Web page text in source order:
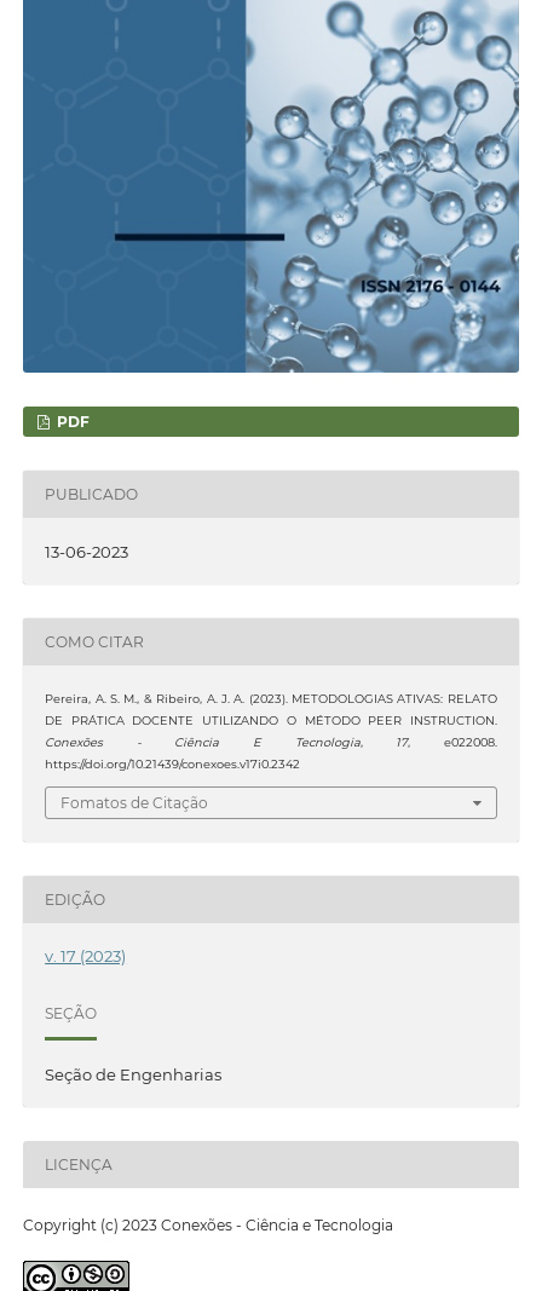
PDF
PUBLICADO
13-06-2023
COMO CITAR
Pereira, A. S. M., & Ribeiro, A. J. A. (2023). METODOLOGIAS ATIVAS: RELATO
DE PRÁTICA DOCENTE UTILIZANDO O MÉTODO PEER INSTRUCTION.
Conexões - Ciência E Tecnologia, 17, e022008.
https://doi.org/10.21439/conexoes.v17i0.2342
Fomatos de Citação
EDIÇÃO
v. 17 (2023)
SEÇÃO
Seção de Engenharias
LICENÇA
Copyright (c) 2023 Conexões - Ciência e Tecnologia